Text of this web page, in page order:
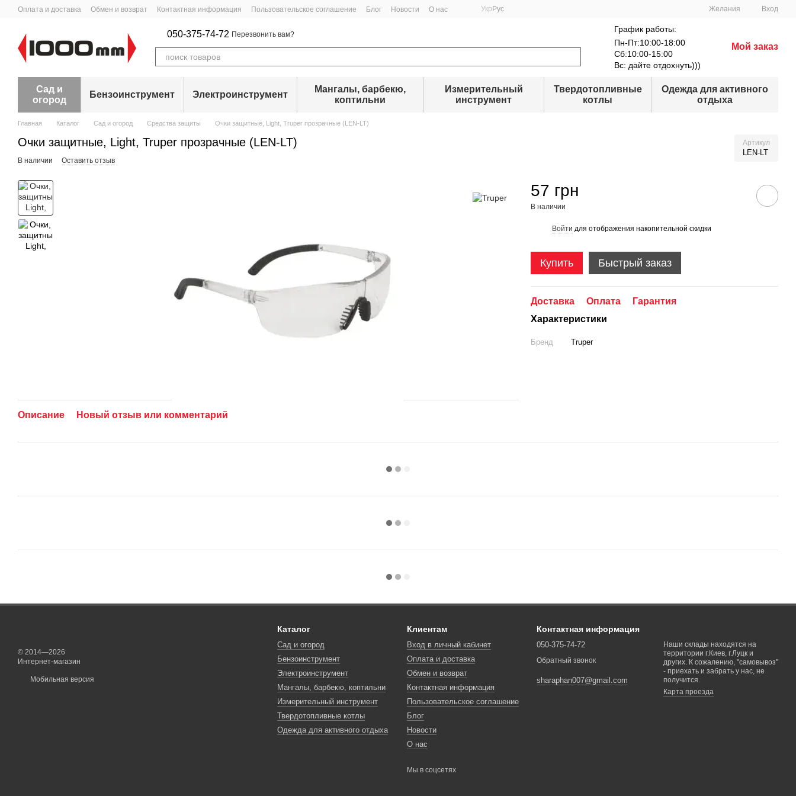
Перейти к основному контенту
Оплата и доставка Обмен и возврат Контактная информация Пользовательское соглашение Блог Новости О нас Укр Рус Желания Вход
050-375-74-72 Перезвонить вам?
График работы:
Пн-Пт:10:00-18:00
Сб:10:00-15:00
Вс: дайте отдохнуть)))
Мой заказ
Сад и
огород
Бензоинструмент Электроинструмент
Мангалы, барбекю,
коптильни
Измерительный
инструмент
Твердотопливные
котлы
Одежда для активного
отдыха
Главная Каталог Сад и огород Средства защиты Очки защитные, Light, Truper прозрачные (LEN-LT)
Очки защитные, Light, Truper прозрачные (LEN-LT) Артикул
LEN-LT
В наличии Оставить отзыв
Описание Новый отзыв или комментарий
57 грн
В наличии
Войти для отображения накопительной скидки
Купить Быстрый заказ
Доставка Оплата
Гарантия
Характеристики
Бренд Truper
© 2014—2026
Интернет-магазин
Мобильная версия
Каталог
Сад и огород
Бензоинструмент
Электроинструмент
Мангалы, барбекю, коптильни
Измерительный инструмент
Твердотопливные котлы
Одежда для активного отдыха
Клиентам
Вход в личный кабинет
Оплата и доставка
Обмен и возврат
Контактная информация
Пользовательское соглашение
Блог
Новости
О нас
Мы в соцсетях
Контактная информация
050-375-74-72
Обратный звонок
sharaphan007@gmail.com
Наши склады находятся на
территории г.Киев, г.Луцк и
других. К сожалению, "самовывоз"
- приехать и забрать у нас, не
получится.
Карта проезда